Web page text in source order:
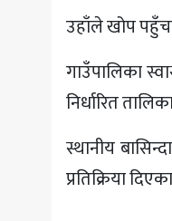
उहाँले खोप
गाउँपालिका
निर्धारित
स्थानीय
प्रतिक्रिया